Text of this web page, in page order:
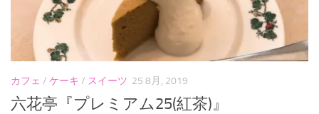
カフェ / ケーキ / スイーツ 25 8月, 2019
六花亭『プレミアム25(紅茶)』